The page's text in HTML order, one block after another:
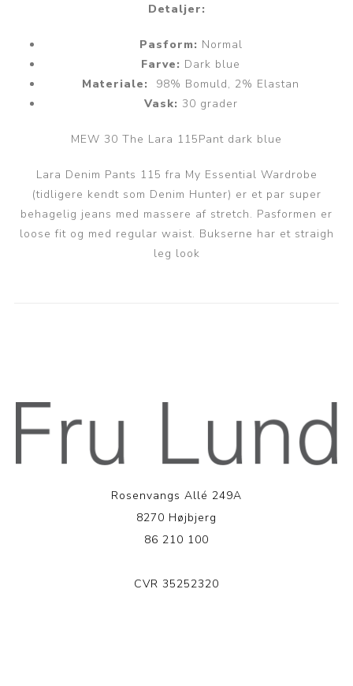
Detaljer:
Pasform: Normal
Farve: Dark blue
Materiale:
98% Bomuld, 2% Elastan
Vask: 30 grader
MEW 30 The Lara 115Pant dark blue
Lara Denim Pants 115 fra My Essential Wardrobe
(tidligere kendt som Denim Hunter) er et par super
behagelig jeans med massere af stretch. Pasformen er
loose fit og med regular waist. Bukserne har et straigh
leg look
Rosenvangs Allé 249A
8270 Højbjerg
86 210 100
CVR 35252320